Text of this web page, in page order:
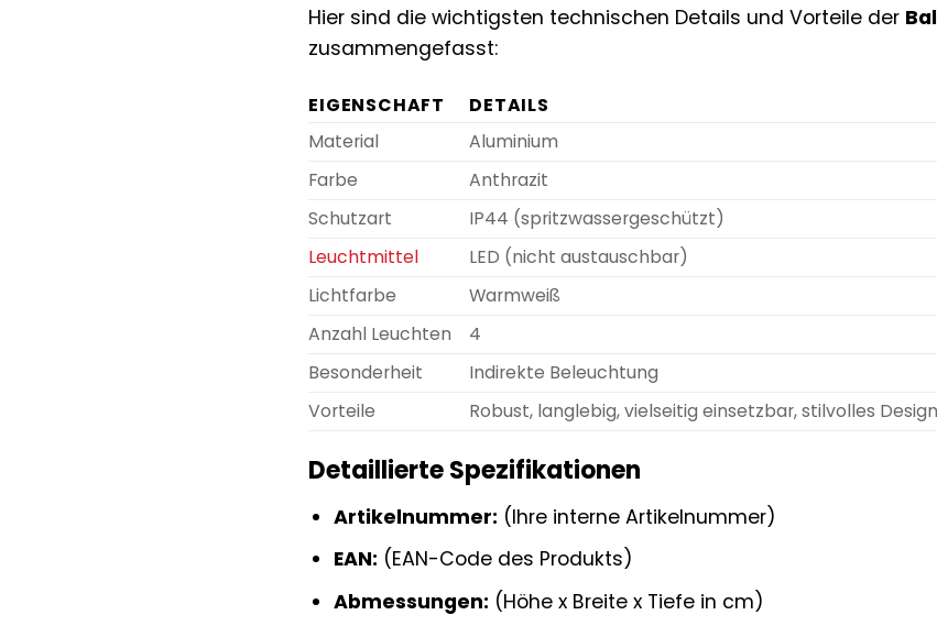
Hier sind die wichtigsten technischen Details und Vorteile der
zusammengefasst:
EIGENSCHAFT
DETAILS
Material
Aluminium
Farbe
Anthrazit
Schutzart
IP44 (spritzwassergeschützt)
Leuchtmittel
LED (nicht austauschbar)
Lichtfarbe
Warmweiß
Anzahl Leuchten
4
Besonderheit
Indirekte Beleuchtung
Vorteile
Robust, langlebig, vielseitig einsetzbar, stilvolles Design
Detaillierte Spezifikationen
Artikelnummer: (Ihre interne Artikelnummer)
EAN: (EAN-Code des Produkts)
Abmessungen: (Höhe x Breite x Tiefe in cm)